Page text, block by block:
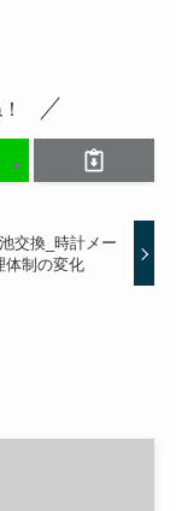
交換_時計メー
体制の変化